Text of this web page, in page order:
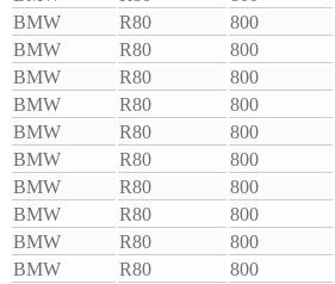
BMW
R80 800
BMW
R80 800
BMW
R80 800
BMW
R80 800
BMW
R80 800
BMW
R80 800
BMW
R80 800
BMW
R80 800
BMW
R80 800
BMW
R80 800